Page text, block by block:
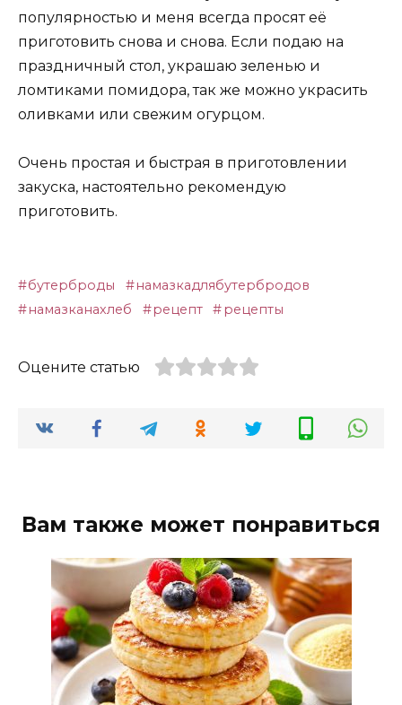
популярностью и меня всегда просят её
приготовить снова и снова. Если подаю на
праздничный стол, украшаю зеленью и
ломтиками помидора, так же можно украсить
оливками или свежим огурцом.
Очень простая и быстрая в приготовлении
закуска, настоятельно рекомендую
приготовить.
бутерброды
намазкадлябутербродов
намазканахлеб
рецепт рецепты
Оцените статью
Вам также может понравиться